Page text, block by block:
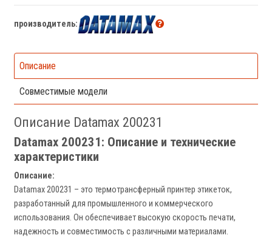
производитель:
Описание
Совместимые модели
Описание Datamax 200231
Datamax 200231: Описание и технические
характеристики
Описание:
Datamax 200231 – это термотрансферный принтер этикеток,
разработанный для промышленного и коммерческого
использования. Он обеспечивает высокую скорость печати,
надежность и совместимость с различными материалами.